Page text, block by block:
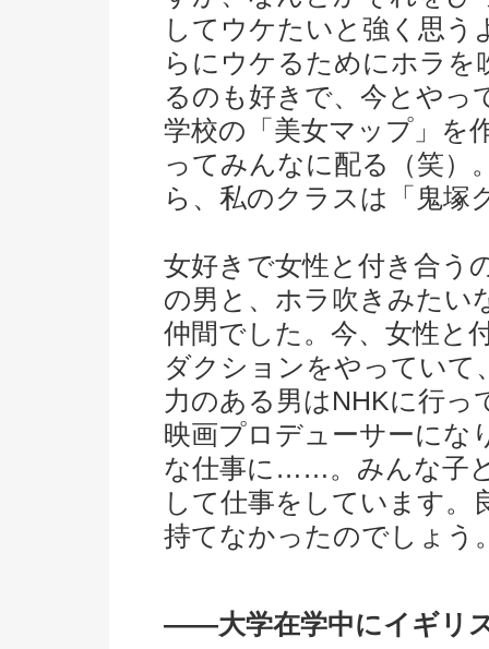
してウケたいと強く思
らにウケるためにホラを
るのも好きで、今とやっ
学校の「美女マップ」を
ってみんなに配る（笑）
ら、私のクラスは「鬼塚
女好きで女性と付き合う
の男と、ホラ吹きみたい
仲間でした。今、女性と
ダクションをやっていて
力のある男はNHKに行っ
映画プロデューサーにな
な仕事に……。みんな子
して仕事をしています。
持てなかったのでしょう
――大学在学中にイギリ